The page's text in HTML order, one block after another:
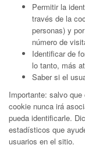
Permitir la
través de la
personas) y
número de
Identificar de
lo tanto, más
Saber si el
Importante: salvo
cookie nunca irá
pueda identificarle.
estadísticos que
usuarios en el sitio.